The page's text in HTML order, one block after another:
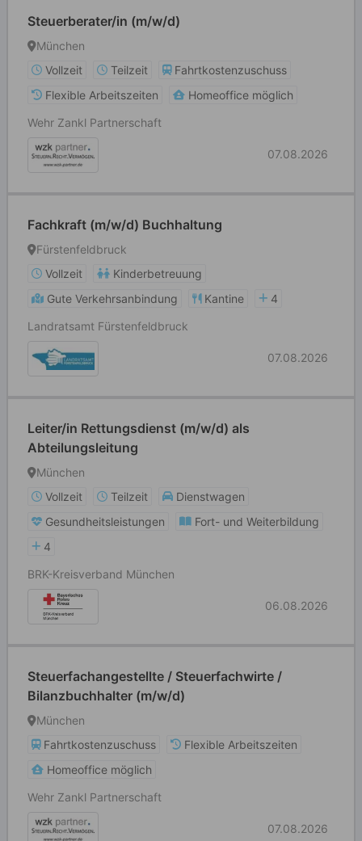
Steuerberater/in (m/w/d)
München
Vollzeit
Teilzeit
Fahrtkostenzuschuss
Flexible Arbeitszeiten
Homeoffice möglich
Wehr Zankl Partnerschaft
07.08.2026
Fachkraft (m/w/d) Buchhaltung
Fürstenfeldbruck
Vollzeit
Kinderbetreuung
Gute Verkehrsanbindung
Kantine
4
Landratsamt Fürstenfeldbruck
07.08.2026
Leiter/in Rettungsdienst (m/w/d) als
Abteilungsleitung
München
Vollzeit
Teilzeit
Dienstwagen
Gesundheitsleistungen
Fort- und Weiterbildung
4
BRK-Kreisverband München
06.08.2026
Steuerfachangestellte / Steuerfachwirte /
Bilanzbuchhalter (m/w/d)
München
Fahrtkostenzuschuss
Flexible Arbeitszeiten
Homeoffice möglich
Wehr Zankl Partnerschaft
07.08.2026